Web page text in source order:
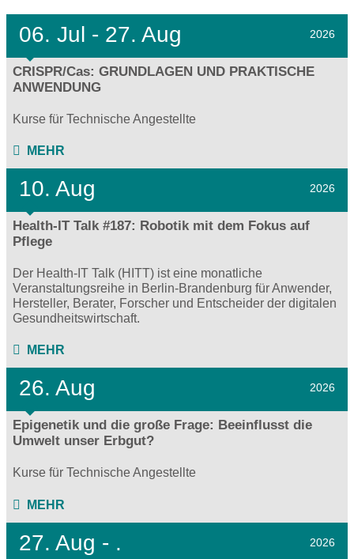
06. Jul - 27. Aug 2026
CRISPR/Cas: GRUNDLAGEN UND PRAKTISCHE
ANWENDUNG
Kurse für Technische Angestellte
MEHR
10. Aug 2026
Health-IT Talk #187: Robotik mit dem Fokus auf
Pflege
Der Health-IT Talk (HITT) ist eine monatliche
Veranstaltungsreihe in Berlin-Brandenburg für Anwender,
Hersteller, Berater, Forscher und Entscheider der digitalen
Gesundheitswirtschaft.
MEHR
26. Aug 2026
Epigenetik und die große Frage: Beeinflusst die
Umwelt unser Erbgut?
Kurse für Technische Angestellte
MEHR
27. Aug - . 2026